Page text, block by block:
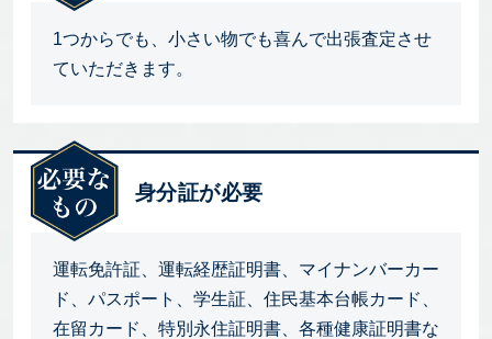
1つからでも、小さい物でも喜んで出張査定させ
ていただきます。
身分証が必要
運転免許証、運転経歴証明書、マイナンバーカー
ド、パスポート、学生証、住民基本台帳カード、
在留カード、特別永住証明書、各種健康証明書な